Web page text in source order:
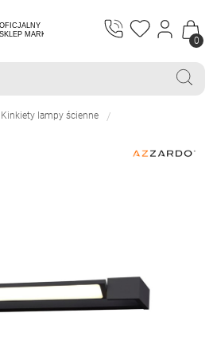
0
Kinkiety lampy ścienne